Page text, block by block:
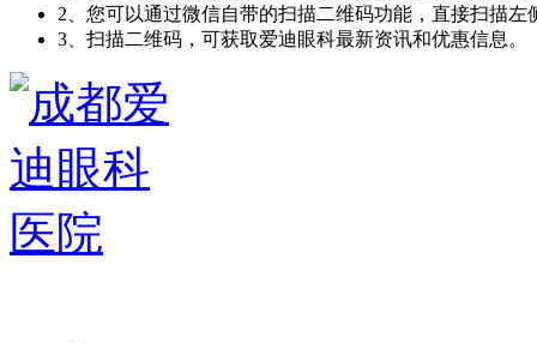
2、您可以通过微信自带的扫描二维码功能，直接扫描左
3、扫描二维码，可获取爱迪眼科最新资讯和优惠信息。